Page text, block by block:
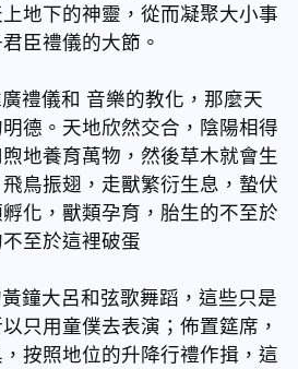
地下的神靈，從而凝聚大小事
臣禮儀的大節。
儀和 音樂的教化，那麼天
德。天地欣然交合，陰陽相得
地養育萬物，然後草木就會生
鳥振翅，走獸繁衍生息，蟄伏
化，獸類孕育，胎生的不至於
至於這裡破蛋
大呂和弦歌舞蹈，這些只是
只用童僕去表演；佈置筵席，
按照地位的升降行禮作揖，這